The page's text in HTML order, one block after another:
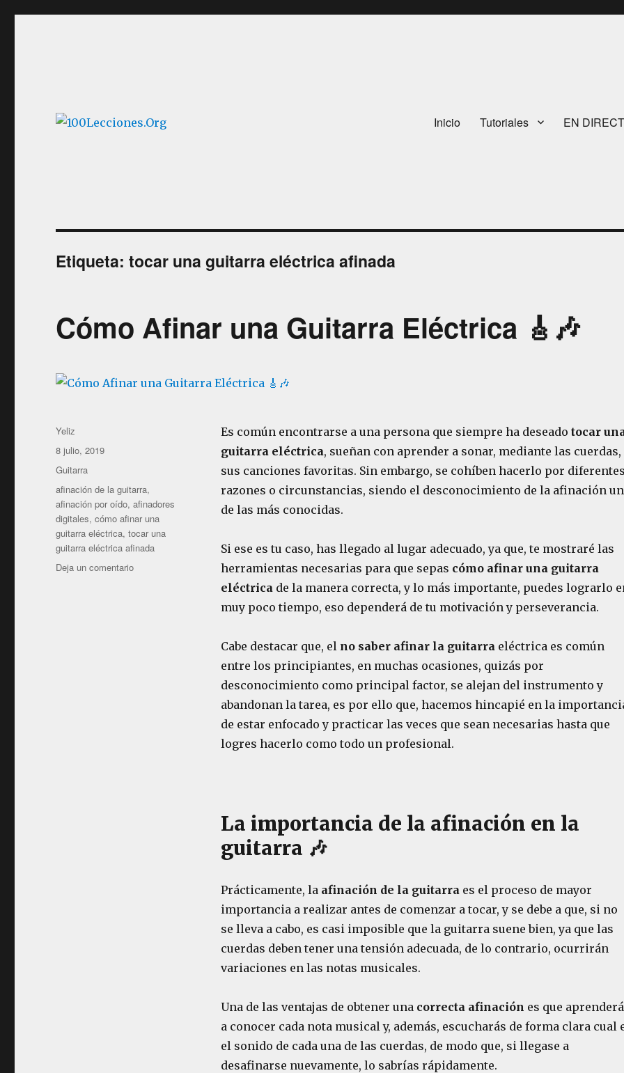
Inicio Tutoriales EN
Etiqueta:tocar una guitarra eléctrica afinada
Cómo Afinar una Guitarra Eléctrica 🎸🎶
Es común encontrarse a una persona que siempre ha deseado tocar
guitarra eléctrica, sueñan con aprender a sonar, mediante las cuerdas,
sus canciones favoritas. Sin embargo, se cohíben hacerlo por
razones o circunstancias, siendo el desconocimiento de la afinación
de las más conocidas.
Si ese es tu caso, has llegado al lugar adecuado, ya que, te mostraré las
herramientas necesarias para que sepas cómo afinar una guitarra
eléctricade la manera correcta, y lo más importante, puedes lograrlo
muy poco tiempo, eso dependerá de tu motivación y perseverancia.
Cabe destacar que, el no saber afinar la guitarra eléctrica es común
entre los principiantes, en muchas ocasiones, quizás por
desconocimiento como principal factor, se alejan del instrumento y
abandonan la tarea, es por ello que, hacemos hincapié en la
de estar enfocado y practicar las veces que sean necesarias hasta que
logres hacerlo como todo un profesional.
La importancia de la afinación en la
guitarra 🎶
Prácticamente, la afinación de la guitarraes el proceso de mayor
importancia a realizar antes de comenzar a tocar, y se debe a que, si no
se lleva a cabo, es casi imposible que la guitarra suene bien, ya que las
cuerdas deben tener una tensión adecuada, de lo contrario, ocurrirán
variaciones en las notas musicales.
Una de las ventajas de obtener una correcta afinación es que
a conocer cada nota musical y, además, escucharás de forma clara cual
el sonido de cada una de las cuerdas, de modo que, si llegase a
desafinarse nuevamente, lo sabrías rápidamente.
Autor
Yeliz
Publicado
el
8 julio, 2019
Categorías
Guitarra
Etiquetas
afinación de la guitarra,
afinación por oído,afinadores
digitales,cómo afinar una
guitarra eléctrica,tocar una
guitarra eléctrica afinada
Deja un comentarioen